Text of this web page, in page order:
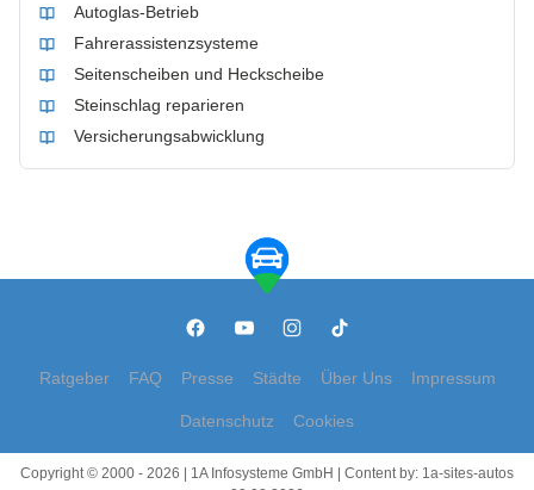
Autoglas-Betrieb
Fahrerassistenzsysteme
Seitenscheiben und Heckscheibe
Steinschlag reparieren
Versicherungsabwicklung
Ratgeber FAQ Presse Städte Über Uns Impressum
Datenschutz Cookies
Copyright © 2000 - 2026 | 1A Infosysteme GmbH | Content by: 1a-sites-autos